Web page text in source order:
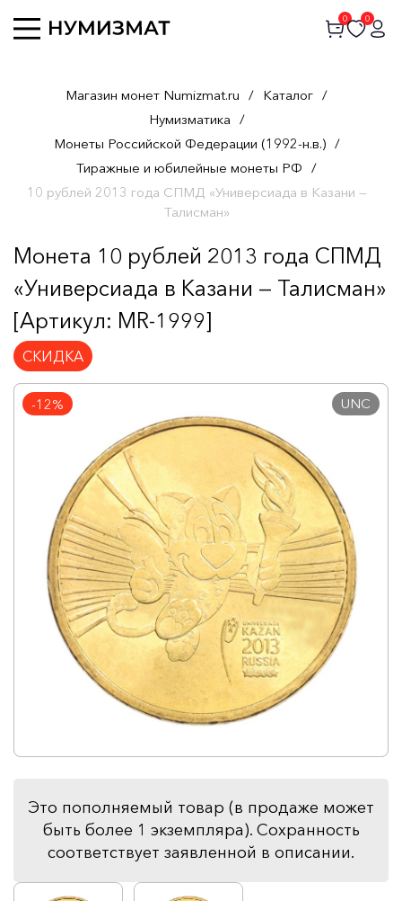
0 0
Магазин монет Numizmat.ru / Каталог /
Нумизматика /
Монеты Российской Федерации (1992-н.в.) /
Тиражные и юбилейные монеты РФ /
10 рублей 2013 года СПМД «Универсиада в Казани —
Талисман»
Монета 10 рублей 2013 года СПМД
«Универсиада в Казани — Талисман»
[Артикул: MR-1999]
СКИДКА
-12% UNC
Это пополняемый товар (в продаже может
быть более 1 экземпляра). Сохранность
соответствует заявленной в описании.